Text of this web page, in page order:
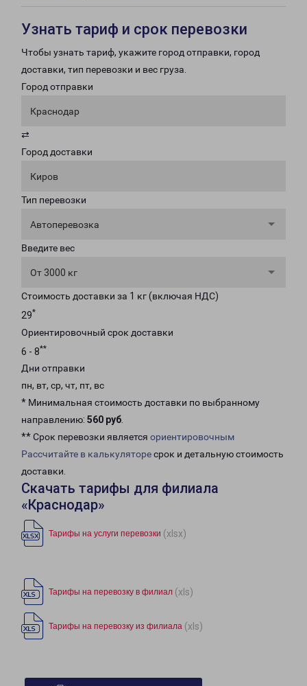
Узнать тариф и срок перевозки
Чтобы узнать тариф, укажите город отправки, город
доставки, тип перевозки и вес груза.
Город отправки
Краснодар
⇄
Город доставки
Киров
Тип перевозки
Автоперевозка
Введите вес
От 3000 кг
Стоимость доставки за 1 кг (включая НДС)
29*
Ориентировочный срок доставки
6 - 8**
Дни отправки
пн, вт, ср, чт, пт, вс
* Минимальная стоимость доставки по выбранному
направлению: 560 руб.
** Срок перевозки является ориентировочным
Рассчитайте в калькуляторесрок и детальную стоимость
доставки.
Скачать тарифы для филиала
«Краснодар»
Тарифы на услуги перевозки (xlsx)
Тарифы на перевозку в филиал (xls)
Тарифы на перевозку из филиала (xls)